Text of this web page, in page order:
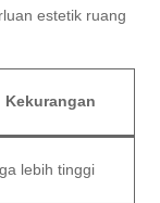
estetik ruang
Kekurangan
lebih tinggi